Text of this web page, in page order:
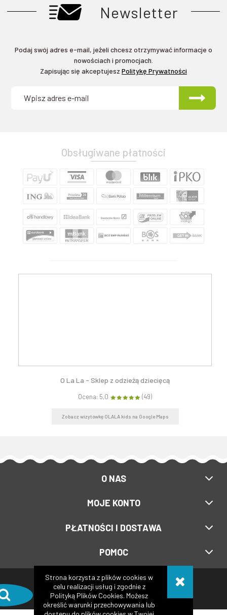
Strona korzysta z plików cookies w
celu realizacji usług i zgodnie z
Polityką Plików Cookies. Możesz
określić warunki przechowywania lub
Newsletter
Podaj swój adres e-mail, jeżeli chcesz otrzymywać informacje o
nowościach i promocjach.
Zapisując się akceptujesz Politykę Prywatności
Obsługiwane płatności
O La La - Sklep z odzieżą dziecięcą
Ocena: 5,0 (49)
Zobacz wizytówkę OLALA kids na Google Maps
O NAS
MOJE KONTO
PŁATNOŚCI I DOSTAWA
POMOC
Copyright © 2017-2024
Olalakids.pl
Realizacja:XeniaDesign.pl| Sklep internetowy: